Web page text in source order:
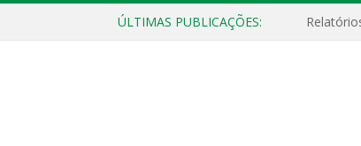
ÚLTIMAS PUBLICAÇÕES: